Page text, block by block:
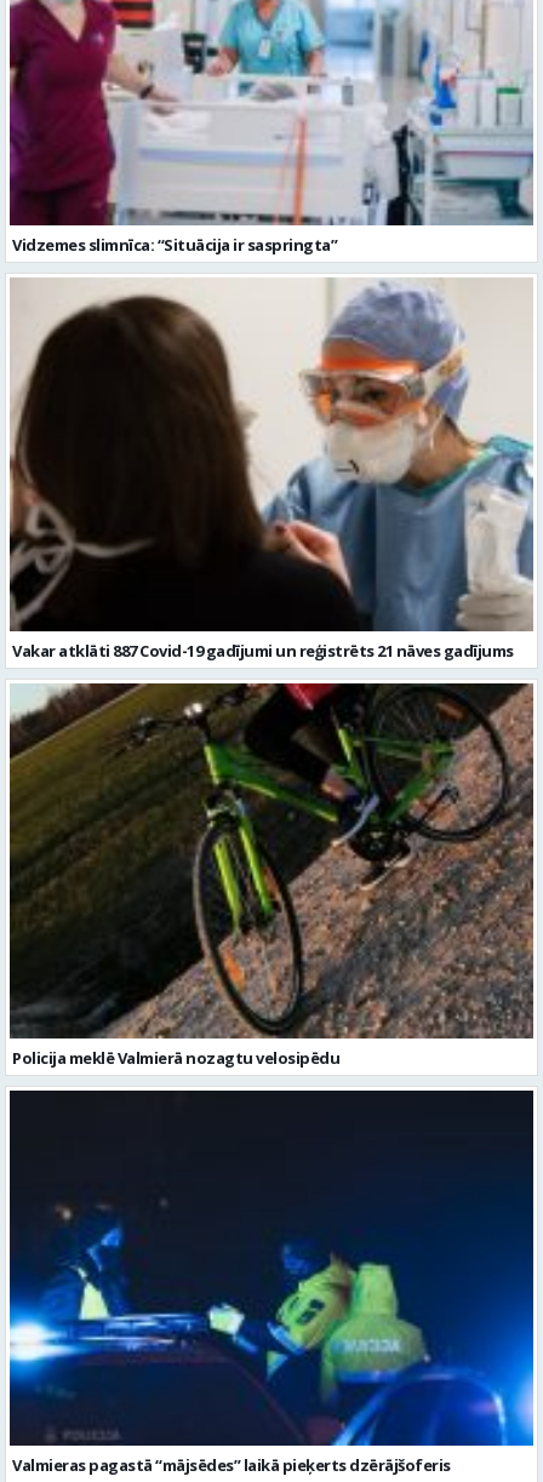
Vidzemes slimnīca: “Situācija ir saspringta”
Vakar atklāti 887 Covid-19 gadījumi un reģistrēts 21 nāves gadījums
Policija meklē Valmierā nozagtu velosipēdu
Valmieras pagastā “mājsēdes” laikā pieķerts dzērājšoferis